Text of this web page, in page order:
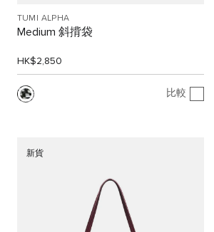
TUMI ALPHA
Medium 斜揹袋
HK$2,850
比較
新貨